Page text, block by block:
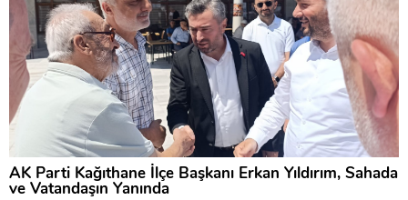
AK Parti Kağıthane İlçe Başkanı Erkan Yıldırım, Sahada
ve Vatandaşın Yanında